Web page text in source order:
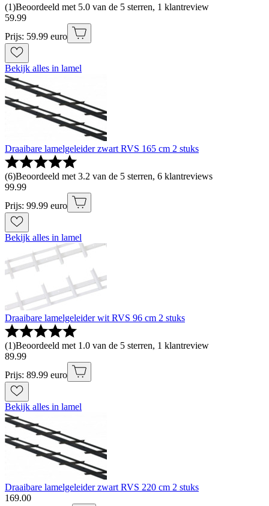
(1)Beoordeeld met 5.0 van de 5 sterren, 1 klantreview
59.99
Prijs: 59.99 euro
Bekijk alles in lamel
Draaibare lamelgeleider zwart RVS 165 cm 2 stuks
(6)Beoordeeld met 3.2 van de 5 sterren, 6 klantreviews
99.99
Prijs: 99.99 euro
Bekijk alles in lamel
Draaibare lamelgeleider wit RVS 96 cm 2 stuks
(1)Beoordeeld met 1.0 van de 5 sterren, 1 klantreview
89.99
Prijs: 89.99 euro
Bekijk alles in lamel
Draaibare lamelgeleider zwart RVS 220 cm 2 stuks
169.00